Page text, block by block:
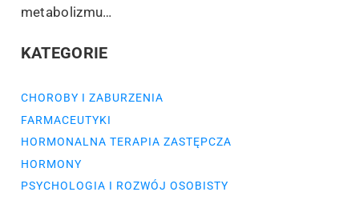
metabolizmu…
KATEGORIE
CHOROBY I ZABURZENIA
FARMACEUTYKI
HORMONALNA TERAPIA ZASTĘPCZA
HORMONY
PSYCHOLOGIA I ROZWÓJ OSOBISTY